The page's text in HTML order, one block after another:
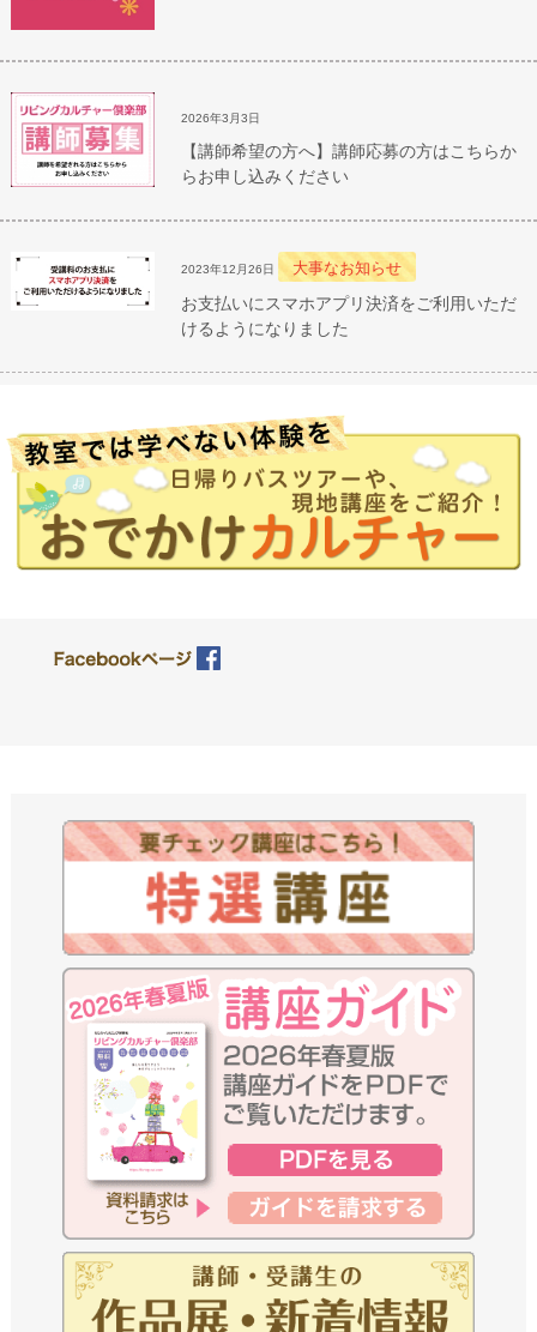
2026年3月3日
【講師希望の方へ】講師応募の方はこちらか
らお申し込みください
2023年12月26日 大事なお知らせ
お支払いにスマホアプリ決済をご利用いただ
けるようになりました